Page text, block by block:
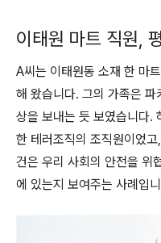
이태원 마트 직원,
A씨는 이태원동 소재 한 마
해 왔습니다. 그의 가족은
상을 보내는 듯 보였습니다.
한 테러조직의 조직원이었
건은 우리 사회의 안전을 위
에 있는지 보여주는 사례입